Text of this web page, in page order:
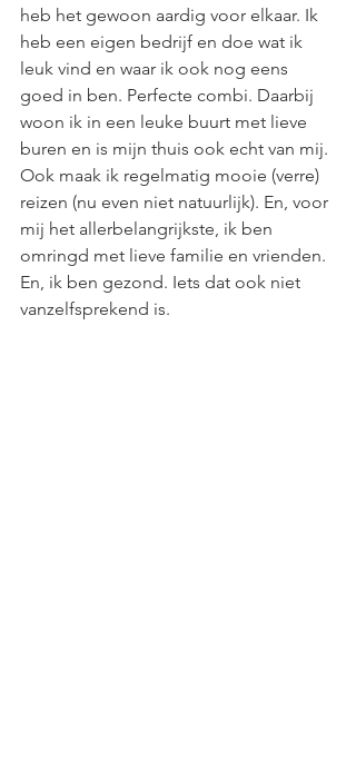
heb het gewoon aardig voor elkaar. Ik
heb een eigen bedrijf en doe wat ik
leuk vind en waar ik ook nog eens
goed in ben. Perfecte combi. Daarbij
woon ik in een leuke buurt met lieve
buren en is mijn thuis ook echt van mij.
Ook maak ik regelmatig mooie (verre)
reizen (nu even niet natuurlijk). En, voor
mij het allerbelangrijkste, ik ben
omringd met lieve familie en vrienden.
En, ik ben gezond. Iets dat ook niet
vanzelfsprekend is.